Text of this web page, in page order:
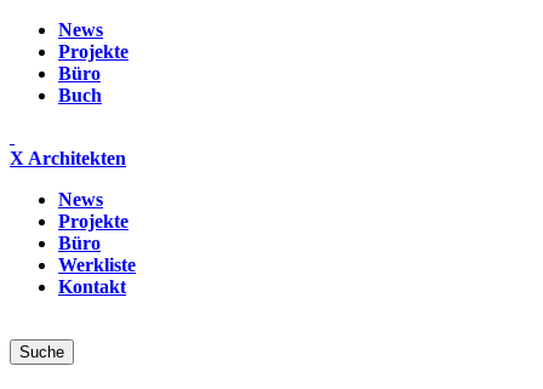
News
Projekte
Büro
Buch
X Architekten
News
Projekte
Büro
Werkliste
Kontakt